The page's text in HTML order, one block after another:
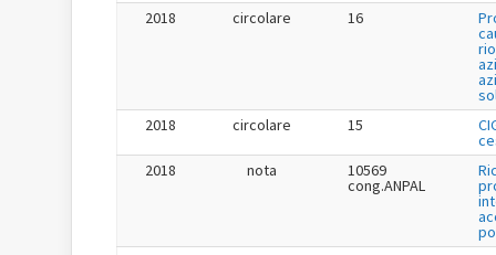
2018
circolare 16
2018
circolare 15
2018
nota 10569
cong.ANPAL